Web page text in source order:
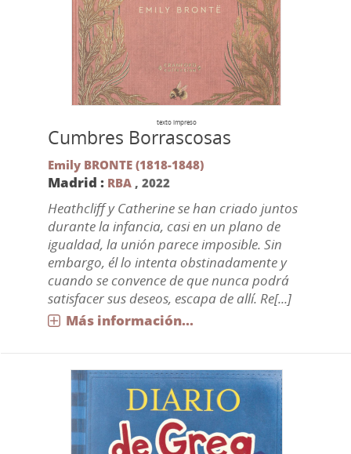
texto impreso
Cumbres Borrascosas
Emily BRONTE (1818-1848)
Madrid : RBA , 2022
Heathcliff y Catherine se han criado juntos
durante la infancia, casi en un plano de
igualdad, la unión parece imposible. Sin
embargo, él lo intenta obstinadamente y
cuando se convence de que nunca podrá
satisfacer sus deseos, escapa de allí. Re[...]
Más información...